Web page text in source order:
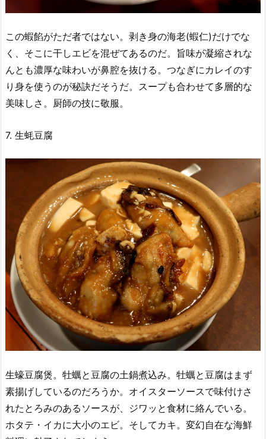
この蝦餡がただ者ではない。剥き身の海老(蝦仁)だけでな
く、そこに干しエビを混ぜてあるのだ。旨味が凝縮されな
んとも濃厚な味わいが鼻腔を抜ける。つなぎにカレイのす
り身を使うのが秘訣だそうだ。スープも合わせて多層的な
美味しさ。厨師の技に敬服。
7. 生蚝豆腐
生蠔豆腐煲。牡蠣と豆腐の土鍋煮込み。牡蠣と豆腐はまず
素揚げしているのだろうか。オイスターソースで味付けさ
れたとろみのあるソースが、ジワッと食材に絡んでいる。
ホタテ・イカに大小のエビ。そしてカキ。変幻自在な海鮮